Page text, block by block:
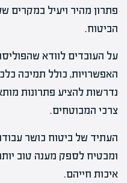
פתרון מהיר ויעיל במקרים
הביטוח.
על העובדים לוודא
האפשרויות, כולל תמיכה
נדרשות להציע פתרונות
צרכי המבוטחים.
העתיד של ביטוח כושר
ומבטיח לספק מענה טוב
איכות חייהם.